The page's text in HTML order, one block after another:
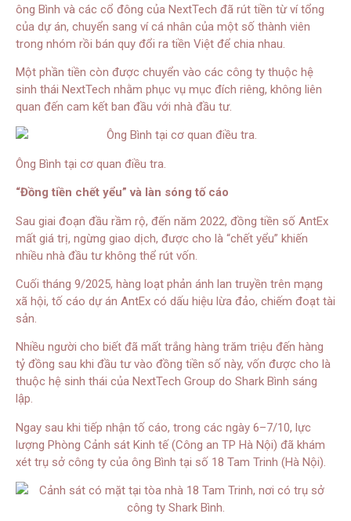
ông Bình và các cổ đông của NextTech đã rút tiền từ ví tổng
của dự án, chuyển sang ví cá nhân của một số thành viên
trong nhóm rồi bán quy đổi ra tiền Việt để chia nhau.
Một phần tiền còn được chuyển vào các công ty thuộc hệ
sinh thái NextTech nhằm phục vụ mục đích riêng, không liên
quan đến cam kết ban đầu với nhà đầu tư.
Ông Bình tại cơ quan điều tra.
“Đồng tiền chết yểu” và làn sóng tố cáo
Sau giai đoạn đầu rầm rộ, đến năm 2022, đồng tiền số AntEx
mất giá trị, ngừng giao dịch, được cho là “chết yểu” khiến
nhiều nhà đầu tư không thể rút vốn.
Cuối tháng 9/2025, hàng loạt phản ánh lan truyền trên mạng
xã hội, tố cáo dự án AntEx có dấu hiệu lừa đảo, chiếm đoạt tài
sản.
Nhiều người cho biết đã mất trắng hàng trăm triệu đến hàng
tỷ đồng sau khi đầu tư vào đồng tiền số này, vốn được cho là
thuộc hệ sinh thái của NextTech Group do Shark Bình sáng
lập.
Ngay sau khi tiếp nhận tố cáo, trong các ngày 6–7/10, lực
lượng Phòng Cảnh sát Kinh tế (Công an TP Hà Nội) đã khám
xét trụ sở công ty của ông Bình tại số 18 Tam Trinh (Hà Nội).